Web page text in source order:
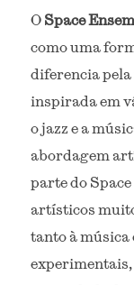
O Space
como uma
diferencia
inspirada em
o jazz e a
abordagem
parte do
artísticos
tanto à música